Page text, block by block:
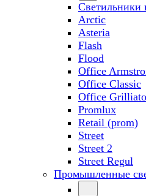
Светильники
Arctic
Asteria
Flash
Flood
Office
Office Classic
Office Grilliato
Promlux
Retail (prom)
Street
Street 2
Street Regul
Промышленные